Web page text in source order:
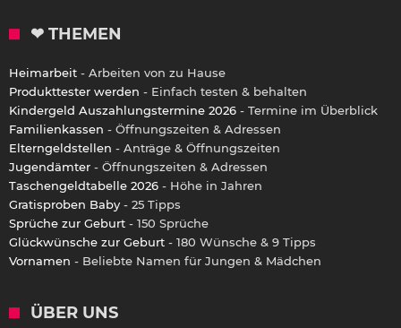
❤ THEMEN
Heimarbeit - Arbeiten von zu Hause
Produkttester werden - Einfach testen & behalten
Kindergeld Auszahlungstermine 2026 - Termine im Überblick
Familienkassen - Öffnungszeiten & Adressen
Elterngeldstellen - Anträge & Öffnungszeiten
Jugendämter - Öffnungszeiten & Adressen
Taschengeldtabelle 2026 - Höhe in Jahren
Gratisproben Baby - 25 Tipps
Sprüche zur Geburt - 150 Sprüche
Glückwünsche zur Geburt - 180 Wünsche & 9 Tipps
Vornamen - Beliebte Namen für Jungen & Mädchen
ÜBER UNS